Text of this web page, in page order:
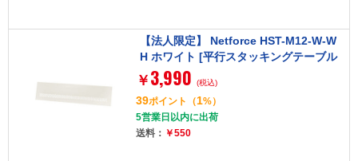
【法人限定】 Netforce HST-M12-W-W
H ホワイト [平行スタッキングテーブル
棚なし 幅1200専用幕板]
￥ 3,990 (税込)
39ポイント （1%）
5営業日以内に出荷
送料： ￥550